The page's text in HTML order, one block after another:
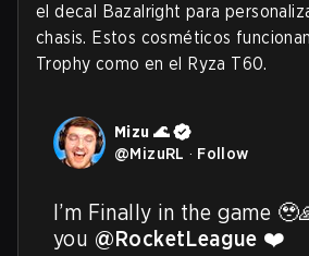
el decal Bazalright para
chasis. Estos cosméticos
Trophy como en el Ryza T60.
Mizu 🌊
@MizuRL · Follow
I’m Finally in the game
you @RocketLeague ❤️